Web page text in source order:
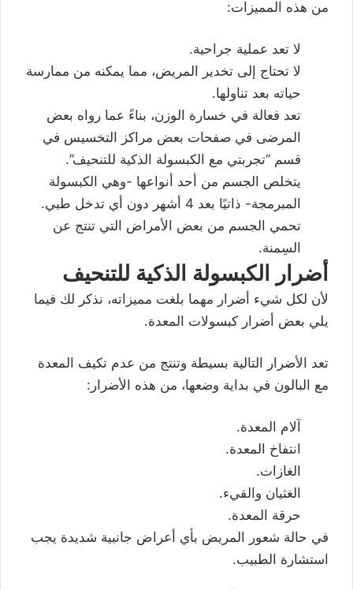
من هذه المميزات:
لا تعد عملية جراحية.
لا تحتاج إلى تخدير المريض، مما يمكنه من ممارسة
حياته بعد تناولها.
تعد فعالة في خسارة الوزن، بناءً عما رواه بعض
المرضى في صفحات بعض مراكز التخسيس في
قسم “تجربتي مع الكبسولة الذكية للتنحيف”.
يتخلص الجسم من أحد أنواعها -وهي الكبسولة
المبرمجة- ذاتيًا بعد 4 أشهر دون أي تدخل طبي.
تحمي الجسم من بعض الأمراض التي تنتج عن
السِمنة.
أضرار الكبسولة الذكية للتنحيف
لأن لكل شيء أضرار مهما بلغت مميزاته، نذكر لك فيما
يلي بعض أضرار كبسولات المعدة.
تعد الأضرار التالية بسيطة وتنتج من عدم تكيف المعدة
مع البالون في بداية وضعها، من هذه الأضرار:
آلام المعدة.
انتفاخ المعدة.
الغازات.
الغثيان والقيء.
حرقة المعدة.
في حالة شعور المريض بأي أعراض جانبية شديدة يجب
استشارة الطبيب.